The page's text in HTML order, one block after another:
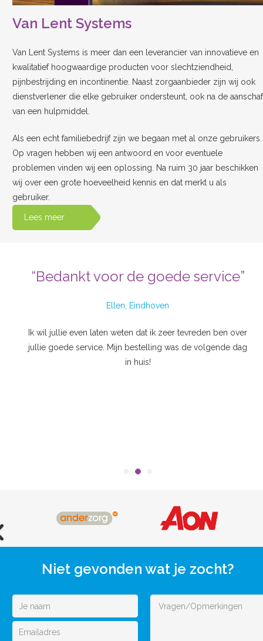
Van Lent Systems
Van Lent Systems is meer dan een leverancier van innovatieve en
kwalitatief hoogwaardige producten voor slechtziendheid,
pijnbestrijding en incontinentie. Naast zorgaanbieder zijn wij ook
dienstverlener die elke gebruiker ondersteunt, ook na de aanschaf
van een hulpmiddel.
Als een echt familiebedrijf zijn we begaan met al onze gebruikers.
Op vragen hebben wij een antwoord en voor eventuele
problemen vinden wij een oplossing. Na ruim 30 jaar beschikken
wij over een grote hoeveelheid kennis en dat merkt u als
gebruiker.
Lees meer
“Bedankt voor de goede service”
Ellen, Eindhoven
Ik wil jullie even laten weten dat ik zeer tevreden ben over
jullie goede service. Mijn bestelling was de volgende dag
in huis!
Niet gevonden wat je zocht?